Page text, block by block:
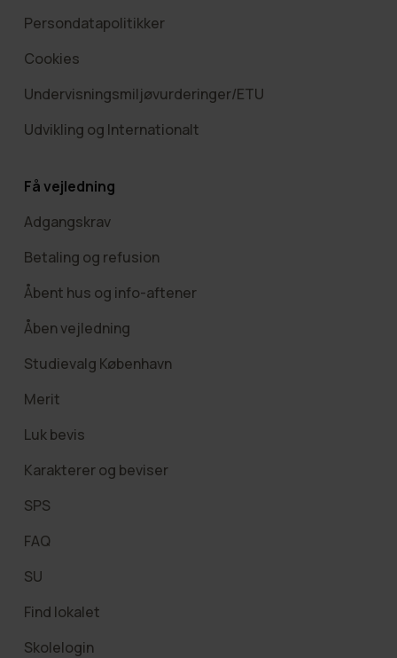
Persondatapolitikker
Cookies
Undervisningsmiljøvurderinger/ETU
Udvikling og Internationalt
Få vejledning
Adgangskrav
Betaling og refusion
Åbent hus og info-aftener
Åben vejledning
Studievalg København
Merit
Luk bevis
Karakterer og beviser
SPS
FAQ
SU
Find lokalet
Skolelogin